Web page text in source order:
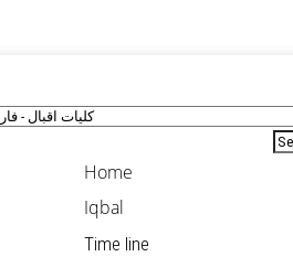
Home
Iqbal
Time line